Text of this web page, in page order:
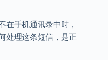
在手机通讯录中时，
处理这条短信，是正